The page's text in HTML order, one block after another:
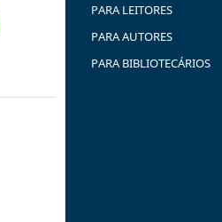
PARA LEITORES
PARA AUTORES
PARA BIBLIOTECÁRIOS